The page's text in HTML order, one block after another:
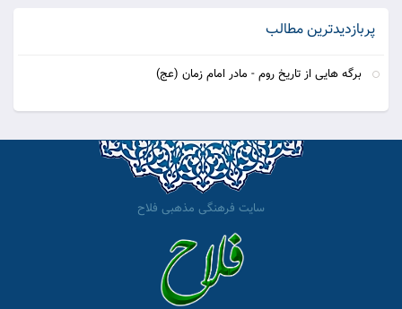
پربازدیدترین مطالب
برگه هایی از تاریخ روم - مادر امام زمان (عج)
سایت فرهنگی مذهبی فلاح